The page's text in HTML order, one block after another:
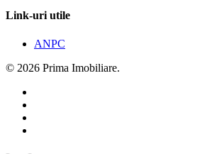
Link-uri utile
ANPC
© 2026 Prima Imobiliare.